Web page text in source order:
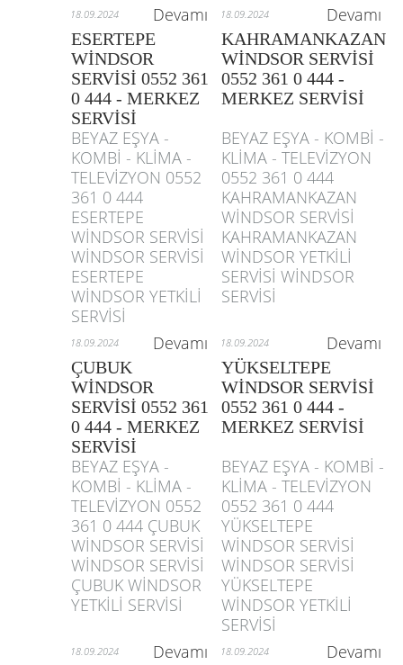
18.09.2024 Devamı 18.09.2024 Devamı
ESERTEPE
WİNDSOR
SERVİSİ 0552 361
0 444 - MERKEZ
SERVİSİ
KAHRAMANKAZAN
WİNDSOR SERVİSİ
0552 361 0 444 -
MERKEZ SERVİSİ
BEYAZ EŞYA -
KOMBİ - KLİMA -
TELEVİZYON 0552
361 0 444
ESERTEPE
WİNDSOR SERVİSİ
WİNDSOR SERVİSİ
ESERTEPE
WİNDSOR YETKİLİ
SERVİSİ
BEYAZ EŞYA - KOMBİ -
KLİMA - TELEVİZYON
0552 361 0 444
KAHRAMANKAZAN
WİNDSOR SERVİSİ
KAHRAMANKAZAN
WİNDSOR YETKİLİ
SERVİSİ WİNDSOR
SERVİSİ
18.09.2024 Devamı 18.09.2024 Devamı
ÇUBUK
WİNDSOR
SERVİSİ 0552 361
0 444 - MERKEZ
SERVİSİ
YÜKSELTEPE
WİNDSOR SERVİSİ
0552 361 0 444 -
MERKEZ SERVİSİ
BEYAZ EŞYA -
KOMBİ - KLİMA -
TELEVİZYON 0552
361 0 444 ÇUBUK
WİNDSOR SERVİSİ
WİNDSOR SERVİSİ
ÇUBUK WİNDSOR
YETKİLİ SERVİSİ
BEYAZ EŞYA - KOMBİ -
KLİMA - TELEVİZYON
0552 361 0 444
YÜKSELTEPE
WİNDSOR SERVİSİ
WİNDSOR SERVİSİ
YÜKSELTEPE
WİNDSOR YETKİLİ
SERVİSİ
18.09.2024 Devamı 18.09.2024 Devamı